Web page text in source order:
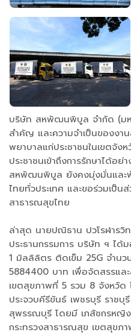
บริษัท สหพัฒนพิบูล จำกัด (มห
สำคัญ และความจำเป็นของงา
พยาบาลแก่ประชาชนในเขตจัง
ประชาชนเข้าถึงการรักษาได้อย่
สหพัฒนพิบูล ยังคงมุ่งมั่นและ
ไทยทั่วประเทศ และขอร่วมเป็น
สาธารณสุขไทย
ล่าสุด นายปณิธาน ปวโรฬาร
ประธานกรรมการ บริษัท ฯ ได้
1 มิลลิลิตร ติดเข็ม 25G จำน
5884400 บาท เพื่อจัดสรรแล
เขตสุขภาพที่ 5 รวม 8 จังหวั
ประจวบคีรีขันธ์ เพชรบุรี ราช
สุพรรณบุรี โดยมี เภสัชกรหญิ
กระทรวงสาธารณสุข เขตสุขภ